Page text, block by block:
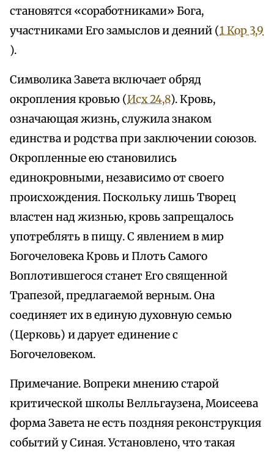
становятся «соработниками» Бога,
участниками Его замыслов и деяний (1 Кор 3,9
).
Символика Завета включает обряд
окропления кровью (Исх 24,8). Кровь,
означающая жизнь, служила знаком
единства и родства при заключении союзов.
Окропленные ею становились
единокровными, независимо от своего
происхождения. Поскольку лишь Творец
властен над жизнью, кровь запрещалось
употреблять в пищу. С явлением в мир
Богочеловека Кровь и Плоть Самого
Воплотившегося станет Его священной
Трапезой, предлагаемой верным. Она
соединяет их в единую духовную семью
(Церковь) и дарует единение с
Богочеловеком.
Примечание. Вопреки мнению старой
критической школы Велльгаузена, Моисеева
форма Завета не есть поздняя реконструкция
событий у Синая. Установлено, что такая